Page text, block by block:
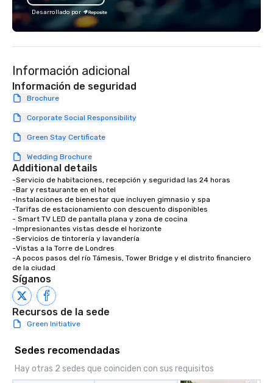
Desarrollado por
Información adicional
Información de seguridad
Brochure
Corporate Social Responsibility
Green Stay Certificate
Wedding Brochure
Additional details
-Servicio de habitaciones, recepción y seguridad las 24 horas
-Bar y restaurante en el hotel
-Instalaciones de bienestar que incluyen gimnasio y spa
-Tarifas de estacionamiento con descuento disponibles
- Smart TV LED de pantalla plana y zona de cocina
-Impresionantes vistas desde el horizonte
-Servicios de tintorería y lavandería
-Vistas a la Torre de Londres
-A pocos pasos del río Támesis, Tower Bridge y el distrito financiero
de la ciudad
Síganos
Recursos de la sede
Green Initiative
Sedes recomendadas
Hay otras 2 sedes que coinciden con sus requisitos